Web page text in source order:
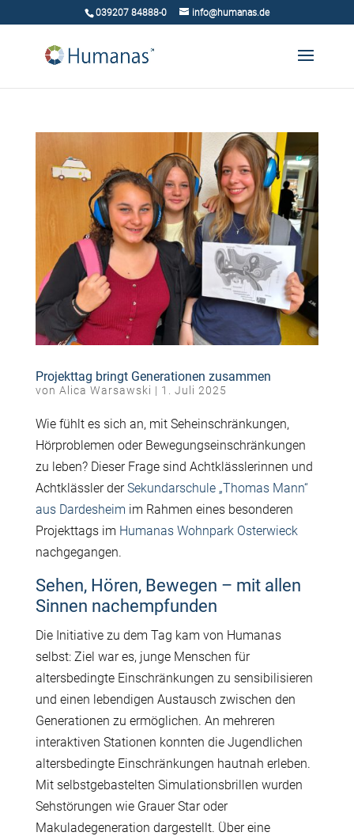
039207 84888-0 info@humanas.de
Projekttag bringt Generationen zusammen
von Alica Warsawski | 1. Juli 2025
Wie fühlt es sich an, mit Seheinschränkungen,
Hörproblemen oder Bewegungseinschränkungen
zu leben? Dieser Frage sind Achtklässlerinnen und
Achtklässler derSekundarschule „Thomas Mann“
aus Dardesheim im Rahmen eines besonderen
Projekttags im Humanas Wohnpark Osterwieck
nachgegangen.
Sehen, Hören, Bewegen – mit allen
Sinnen nachempfunden
Die Initiative zu dem Tag kam von Humanas
selbst: Ziel war es, junge Menschen für
altersbedingte Einschränkungen zu sensibilisieren
und einen lebendigen Austausch zwischen den
Generationen zu ermöglichen. An mehreren
interaktiven Stationen konnten die Jugendlichen
altersbedingte Einschränkungen hautnah erleben.
Mit selbstgebastelten Simulationsbrillen wurden
Sehstörungen wie Grauer Star oder
Makuladegeneration dargestellt. Über eine